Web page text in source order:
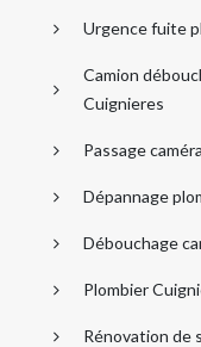
Urgence fuite
Camion
Cuignieres
Passage
Dépannage
Débouchage
Plombier
Rénovation de